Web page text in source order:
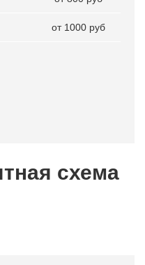
схема
от 1000 руб